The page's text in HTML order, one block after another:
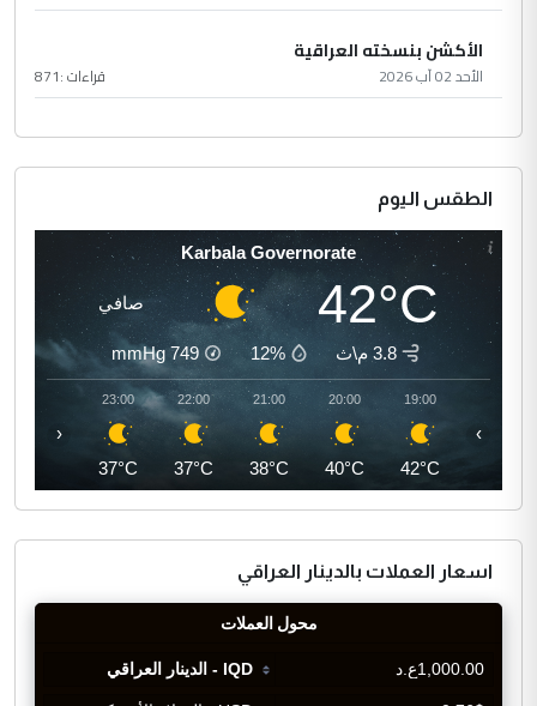
الأكشن بنسخته العراقية
الأحد 02 آب 2026 قراءات :871
الطقس اليوم
Karbala Governorate
42°C صافي
3.8 م\ث 12%
749
mmHg
19:00
42°C
20:00
40°C
21:00
38°C
22:00
37°C
23:00
37°C
‹ ›
اسعار العملات بالدينار العراقي